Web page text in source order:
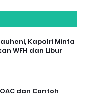
Kapolri Minta
WFH dan Libur
dan Contoh